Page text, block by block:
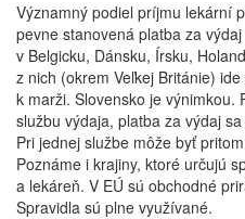
Významný podiel príjmu lekární
pevne stanovená platba za
v Belgicku, Dánsku, Írsku,
z nich (okrem Veľkej Británie)
k marži. Slovensko je výnimkou.
službu výdaja, platba za výdaj
Pri jednej službe môže byť
Poznáme i krajiny, ktoré určujú
a lekáreň. V EÚ sú obchodné
Spravidla sú plne využívané.